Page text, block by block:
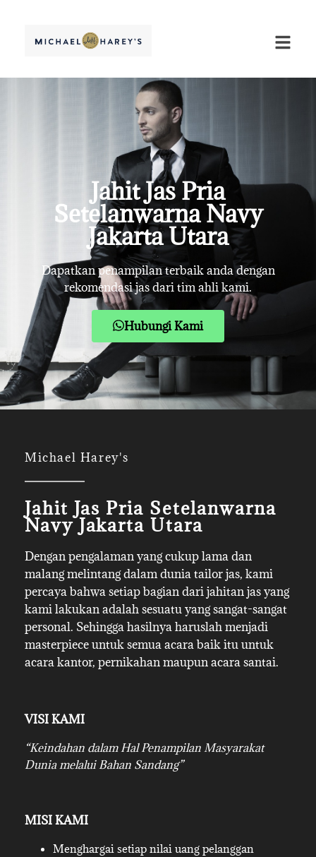
Jahit Jas Pria
Setelanwarna Navy
Jakarta Utara
Dapatkan penampilan terbaik anda dengan
rekomendasi jas dari tim ahli kami.
Hubungi Kami
Michael Harey's
Jahit Jas Pria Setelanwarna
Navy Jakarta Utara
Dengan pengalaman yang cukup lama dan
malang melintang dalam dunia tailor jas, kami
percaya bahwa setiap bagian dari jahitan jas yang
kami lakukan adalah sesuatu yang sangat-sangat
personal. Sehingga hasilnya haruslah menjadi
masterpiece untuk semua acara baik itu untuk
acara kantor, pernikahan maupun acara santai.
VISI KAMI
“Keindahan dalam Hal Penampilan Masyarakat
Dunia melalui Bahan Sandang”
MISI KAMI
Menghargai setiap nilai uang pelanggan